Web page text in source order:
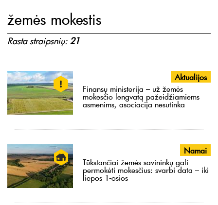
žemės mokestis
Rasta straipsnių:21
Aktualijos
Finansų ministerija – už žemės
mokesčio lengvatą pažeidžiamiems
asmenims, asociacija nesutinka
Namai
Tūkstančiai žemės savininkų gali
permokėti mokesčius: svarbi data – iki
liepos 1-osios